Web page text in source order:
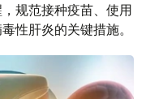
规范接种疫苗、使用
性肝炎的关键措施。